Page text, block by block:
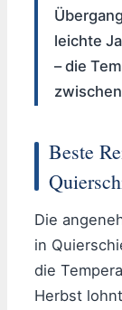
leichte
– die
Beste
Die
in
die
Herbst